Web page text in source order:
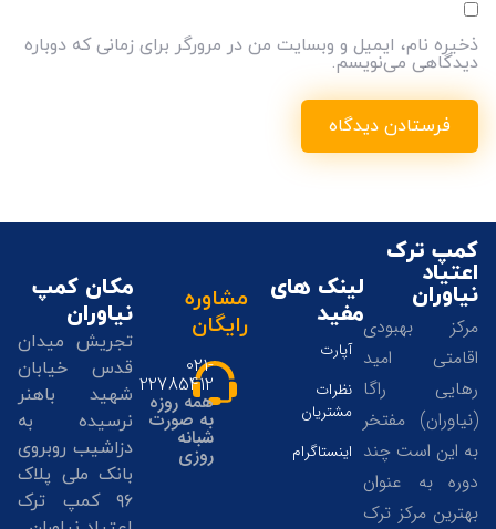
ذخیره نام، ایمیل و وبسایت من در مرورگر برای زمانی که دوباره
دیدگاهی می‌نویسم.
کمپ ترک
اعتیاد
نیاوران
مرکز بهبودی
اقامتی امید
رهایی راگا
(نیاوران) مفتخر
به این است چند
دوره به عنوان
بهترین مرکز ترک
لینک های
مفید
آپارت
نظرات
مشتریان
اینستاگرام
مشاوره
رایگان
021-
22785412
همه روزه
به صورت
شبانه
روزی
مکان کمپ
نیاوران
تجریش میدان
قدس خیابان
شهید باهنر
نرسیده به
دزاشیب روبروی
بانک ملی پلاک
۹۶ کمپ ترک